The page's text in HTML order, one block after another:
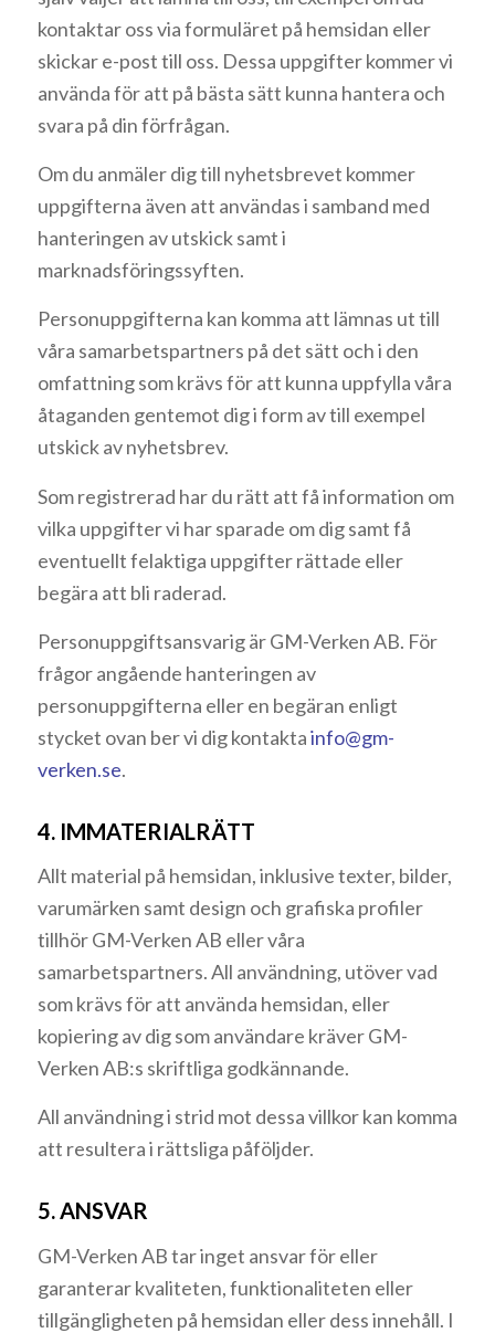
kontaktar oss via formuläret på hemsidan eller
skickar e-post till oss. Dessa uppgifter kommer vi
använda för att på bästa sätt kunna hantera och
svara på din förfrågan.
Om du anmäler dig till nyhetsbrevet kommer
uppgifterna även att användas i samband med
hanteringen av utskick samt i
marknadsföringssyften.
Personuppgifterna kan komma att lämnas ut till
våra samarbetspartners på det sätt och i den
omfattning som krävs för att kunna uppfylla våra
åtaganden gentemot dig i form av till exempel
utskick av nyhetsbrev.
Som registrerad har du rätt att få information om
vilka uppgifter vi har sparade om dig samt få
eventuellt felaktiga uppgifter rättade eller
begära att bli raderad.
Personuppgiftsansvarig är GM-Verken AB. För
frågor angående hanteringen av
personuppgifterna eller en begäran enligt
stycket ovan ber vi dig kontaktainfo@gm-
verken.se.
4. IMMATERIALRÄTT
Allt material på hemsidan, inklusive texter, bilder,
varumärken samt design och grafiska profiler
tillhör GM-Verken AB eller våra
samarbetspartners. All användning, utöver vad
som krävs för att använda hemsidan, eller
kopiering av dig som användare kräver GM-
Verken AB:s skriftliga godkännande.
All användning i strid mot dessa villkor kan komma
att resultera i rättsliga påföljder.
5. ANSVAR
GM-Verken AB tar inget ansvar för eller
garanterar kvaliteten, funktionaliteten eller
tillgängligheten på hemsidan eller dess innehåll. I